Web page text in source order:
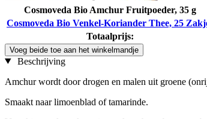
Cosmoveda Bio Amchur Fruitpoeder, 35 g
Cosmoveda Bio Venkel-Koriander Thee, 25
Totaalprijs:
Voeg beide toe aan het winkelmandje
Beschrijving
Amchur wordt door drogen en malen uit groene
Smaakt naar limoenblad of tamarinde.